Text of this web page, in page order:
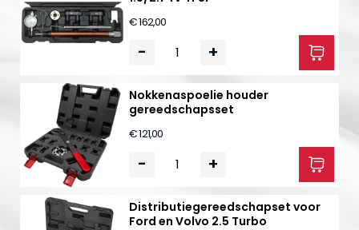
€ 162,00
- +
Nokkenaspoelie houder
gereedschapsset
€ 121,00
- +
Distributiegereedschapset voor
Ford en Volvo 2.5 Turbo